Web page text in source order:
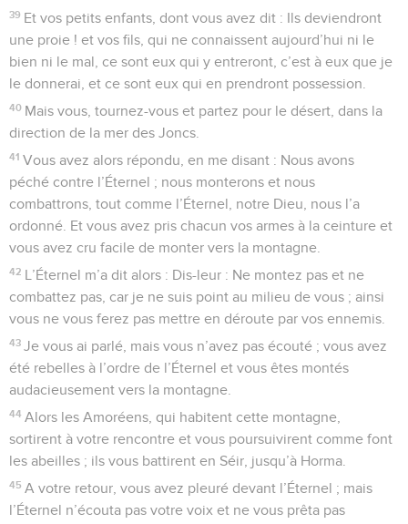
39 Et vos petits enfants, dont vous avez dit : Ils deviendront
une proie ! et vos fils, qui ne connaissent aujourd’hui ni le
bien ni le mal, ce sont eux qui y entreront, c’est à eux que je
le donnerai, et ce sont eux qui en prendront possession.
40 Mais vous, tournez-vous et partez pour le désert, dans la
direction de la mer des Joncs.
41 Vous avez alors répondu, en me disant : Nous avons
péché contre l’Éternel ; nous monterons et nous
combattrons, tout comme l’Éternel, notre Dieu, nous l’a
ordonné. Et vous avez pris chacun vos armes à la ceinture et
vous avez cru facile de monter vers la montagne.
42 L’Éternel m’a dit alors : Dis-leur : Ne montez pas et ne
combattez pas, car je ne suis point au milieu de vous ; ainsi
vous ne vous ferez pas mettre en déroute par vos ennemis.
43 Je vous ai parlé, mais vous n’avez pas écouté ; vous avez
été rebelles à l’ordre de l’Éternel et vous êtes montés
audacieusement vers la montagne.
44 Alors les Amoréens, qui habitent cette montagne,
sortirent à votre rencontre et vous poursuivirent comme font
les abeilles ; ils vous battirent en Séir, jusqu’à Horma.
45 A votre retour, vous avez pleuré devant l’Éternel ; mais
l’Éternel n’écouta pas votre voix et ne vous prêta pas